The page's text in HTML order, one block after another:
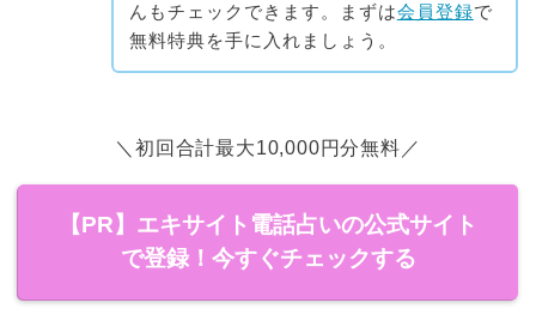
んもチェックできます。まずは会員登録で
無料特典を手に入れましょう。
＼初回合計最大10,000円分無料／
【PR】エキサイト電話占いの公式サイト
で登録！今すぐチェックする